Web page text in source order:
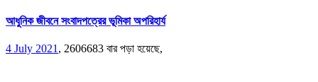
আধুনিক জীবনে সংবাদপত্রের ভূমিকা অপরিহার্য
4 July 2021 , 2606683 বার পড়া হয়েছে,